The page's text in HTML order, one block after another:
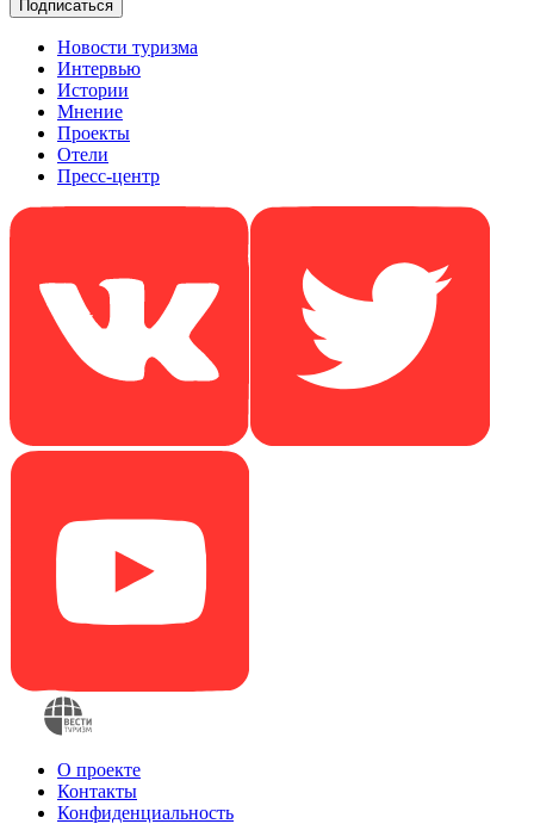
Новости туризма
Интервью
Истории
Мнение
Проекты
Отели
Пресс-центр
О проекте
Контакты
Конфиденциальность